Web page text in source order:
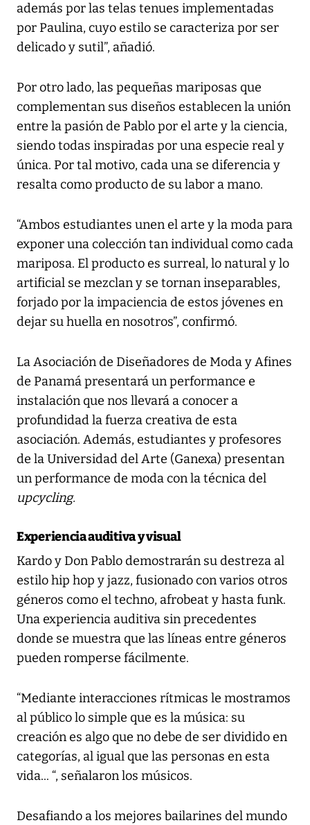
además por las telas tenues implementadas
por Paulina, cuyo estilo se caracteriza por ser
delicado y sutil”, añadió.
Por otro lado, las pequeñas mariposas que
complementan sus diseños establecen la unión
entre la pasión de Pablo por el arte y la ciencia,
siendo todas inspiradas por una especie real y
única. Por tal motivo, cada una se diferencia y
resalta como producto de su labor a mano.
“Ambos estudiantes unen el arte y la moda para
exponer una colección tan individual como cada
mariposa. El producto es surreal, lo natural y lo
artificial se mezclan y se tornan inseparables,
forjado por la impaciencia de estos jóvenes en
dejar su huella en nosotros”, confirmó.
La Asociación de Diseñadores de Moda y Afines
de Panamá presentará un performance e
instalación que nos llevará a conocer a
profundidad la fuerza creativa de esta
asociación. Además, estudiantes y profesores
de la Universidad del Arte (Ganexa) presentan
un performance de moda con la técnica del
upcycling.
Experiencia auditiva y visual
Kardo y Don Pablo demostrarán su destreza al
estilo hip hop y jazz, fusionado con varios otros
géneros como el techno, afrobeat y hasta funk.
Una experiencia auditiva sin precedentes
donde se muestra que las líneas entre géneros
pueden romperse fácilmente.
“Mediante interacciones rítmicas le mostramos
al público lo simple que es la música: su
creación es algo que no debe de ser dividido en
categorías, al igual que las personas en esta
vida... “, señalaron los músicos.
Desafiando a los mejores bailarines del mundo